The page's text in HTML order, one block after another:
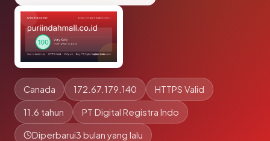
Canada 172.67.179.140 HTTPS Valid
11.6 tahun PT Digital Registra Indo
Diperbarui3 bulan yang lalu